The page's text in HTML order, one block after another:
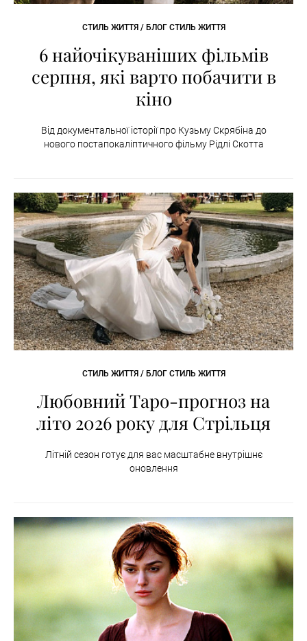
СТИЛЬ ЖИТТЯ / БЛОГ СТИЛЬ ЖИТТЯ
6 найочікуваніших фільмів
серпня, які варто побачити в
кіно
Від документальної історії про Кузьму Скрябіна до
нового постапокаліптичного фільму Рідлі Скотта
СТИЛЬ ЖИТТЯ / БЛОГ СТИЛЬ ЖИТТЯ
Любовний Таро-прогноз на
літо 2026 року для Стрільця
Літній сезон готує для вас масштабне внутрішнє
оновлення